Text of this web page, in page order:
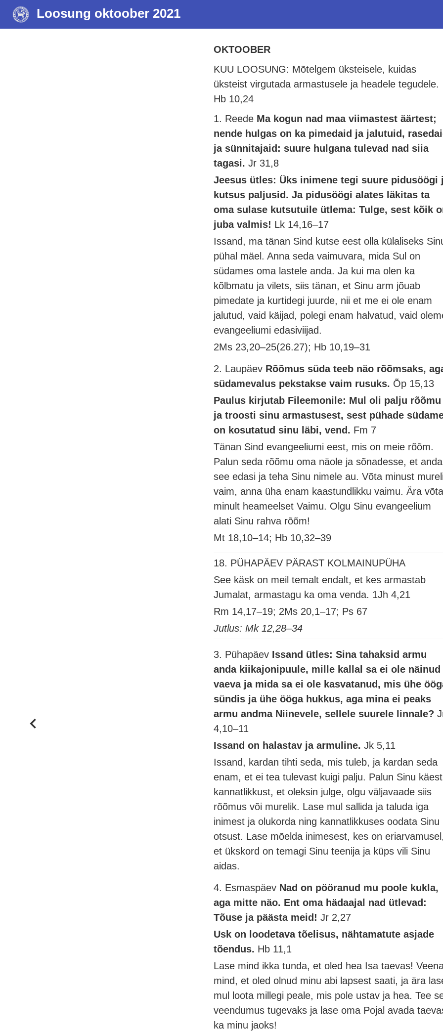
Loosung oktoober 2021
OKTOOBER
KUU LOOSUNG: Mõtelgem üksteisele, kuidas
üksteist virgutada armastusele ja headele tegudele.
Hb 10,24
1. Reede Ma kogun nad maa viimastest äärtest;
nende hulgas on ka pimedaid ja jalutuid,
ja sünnitajaid: suure hulgana tulevad nad siia
tagasi.Jr 31,8
Jeesus ütles: Üks inimene tegi suure pidusöögi
kutsus paljusid. Ja pidusöögi alates läkitas ta
oma sulase kutsutuile ütlema: Tulge, sest kõik
juba valmis! Lk 14,16–17
Issand, ma tänan Sind kutse eest olla külaliseks
pühal mäel. Anna seda vaimuvara, mida Sul on
südames oma lastele anda. Ja kui ma olen ka
kõlbmatu ja vilets, siis tänan, et Sinu arm jõuab
pimedate ja kurtidegi juurde, nii et me ei ole enam
jalutud, vaid käijad, polegi enam halvatud, vaid
evangeeliumi edasiviijad.
2Ms 23,20–25(26.27); Hb 10,19–31
2. Laupäev Rõõmus süda teeb näo rõõmsaks,
südamevalus pekstakse vaim rusuks. Õp 15,13
Paulus kirjutab Fileemonile: Mul oli palju rõõmu
ja troosti sinu armastusest, sest pühade
on kosutatud sinu läbi, vend. Fm 7
Tänan Sind evangeeliumi eest, mis on meie rõõm.
Palun seda rõõmu oma näole ja sõnadesse, et anda
see edasi ja teha Sinu nimele au. Võta minust
vaim, anna üha enam kaastundlikku vaimu. Ära
minult heameelset Vaimu. Olgu Sinu evangeelium
alati Sinu rahva rõõm!
Mt 18,10–14; Hb 10,32–39
18. PÜHAPÄEV PÄRAST KOLMAINUPÜHA
See käsk on meil temalt endalt, et kes armastab
Jumalat, armastagu ka oma venda. 1Jh 4,21
Rm 14,17–19; 2Ms 20,1–17; Ps 67
Jutlus: Mk 12,28–34
3. Pühapäev Issand ütles: Sina tahaksid armu
anda kiikajonipuule, mille kallal sa ei ole näinud
vaeva ja mida sa ei ole kasvatanud, mis ühe
sündis ja ühe ööga hukkus, aga mina ei peaks
armu andma Niinevele, sellele suurele linnale?
4,10–11
Issand on halastav ja armuline.Jk 5,11
Issand, kardan tihti seda, mis tuleb, ja kardan seda
enam, et ei tea tulevast kuigi palju. Palun Sinu käest
kannatlikkust, et oleksin julge, olgu väljavaade siis
rõõmus või murelik. Lase mul sallida ja taluda iga
inimest ja olukorda ning kannatlikkuses oodata Sinu
otsust. Lase mõelda inimesest, kes on
et ükskord on temagi Sinu teenija ja küps vili Sinu
aidas.
4. Esmaspäev Nad on pööranud mu poole kukla,
aga mitte näo. Ent oma hädaajal nad ütlevad:
Tõuse ja päästa meid!Jr 2,27
Usk on loodetava tõelisus, nähtamatute asjade
tõendus. Hb 11,1
Lase mind ikka tunda, et oled hea Isa taevas!
mind, et oled olnud minu abi lapsest saati, ja ära
mul loota millegi peale, mis pole ustav ja hea. Tee
veendumus tugevaks ja lase oma Pojal avada
ka minu jaoks!